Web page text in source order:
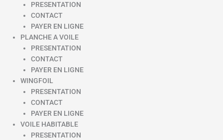
PRESENTATION
CONTACT
PAYER EN LIGNE
PLANCHE A VOILE
PRESENTATION
CONTACT
PAYER EN LIGNE
WINGFOIL
PRESENTATION
CONTACT
PAYER EN LIGNE
VOILE HABITABLE
PRESENTATION